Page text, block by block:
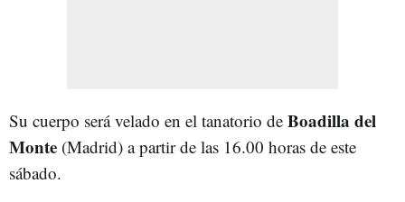
Su cuerpo será velado en el tanatorio de Boadilla del
Monte (Madrid) a partir de las 16.00 horas de este
sábado.